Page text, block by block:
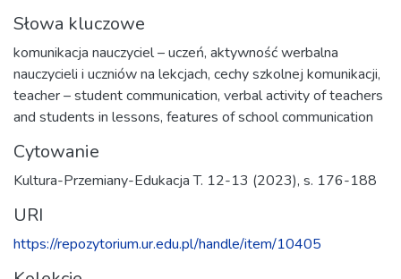
Słowa kluczowe
komunikacja nauczyciel – uczeń, aktywność werbalna
nauczycieli i uczniów na lekcjach, cechy szkolnej komunikacji,
teacher – student communication, verbal activity of teachers
and students in lessons, features of school communication
Cytowanie
Kultura-Przemiany-Edukacja T. 12-13 (2023), s. 176-188
URI
https://repozytorium.ur.edu.pl/handle/item/10405